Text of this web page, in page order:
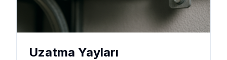
Uzatma Yayları